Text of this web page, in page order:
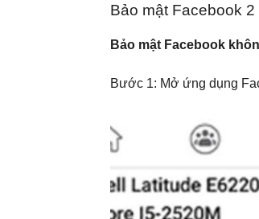
Bảo mật Facebook 2
Bảo mật Facebook
Bước 1: Mở ứng dụng